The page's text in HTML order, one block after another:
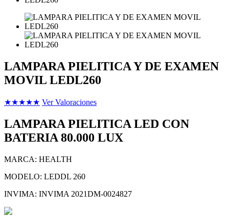
LAMPARA PIELITICA Y DE EXAMEN
MOVIL LEDL260
★★★★★ Ver Valoraciones
LAMPARA PIELITICA LED CON
BATERIA 80.000 LUX
MARCA: HEALTH
MODELO: LEDDL 260
INVIMA: INVIMA 2021DM-0024827